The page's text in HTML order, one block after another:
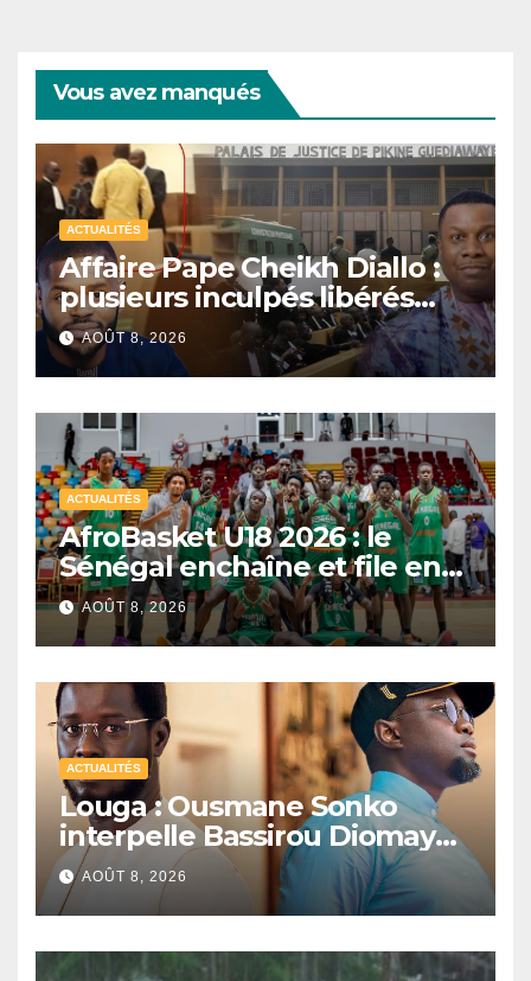
Vous avez manqués
ACTUALITÉS
Affaire Pape Cheikh Diallo :
plusieurs inculpés libérés
après un non-lieu partiel
AOÛT 8, 2026
ACTUALITÉS
AfroBasket U18 2026 : le
Sénégal enchaîne et file en
quarts de finale
AOÛT 8, 2026
ACTUALITÉS
Louga : Ousmane Sonko
interpelle Bassirou Diomaye
Faye sur la date des élections
locales
AOÛT 8, 2026